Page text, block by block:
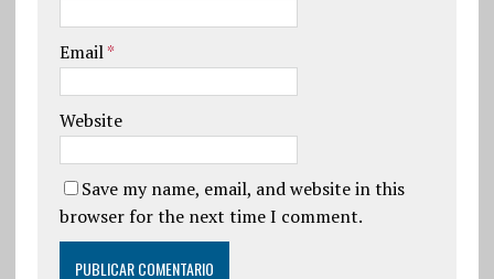
Email*
Website
Save my name, email, and website in this
browser for the next time I comment.